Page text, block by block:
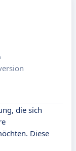
die sich
Diese